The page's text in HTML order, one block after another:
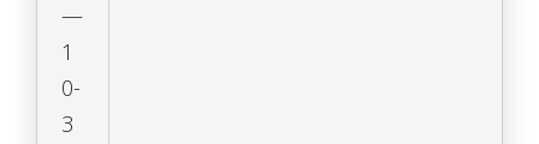
—
1
0-
3